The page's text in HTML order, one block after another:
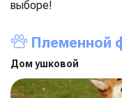
выборе!
Племенной
Дом ушковой